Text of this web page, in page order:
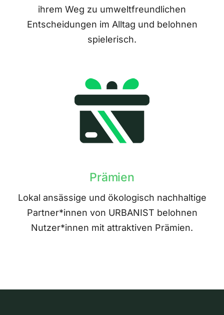
ihrem Weg zu umweltfreundlichen
Entscheidungen im Alltag und belohnen
spielerisch.
Prämien
Lokal ansässige und ökologisch nachhaltige
Partner*innen von URBANIST belohnen
Nutzer*innen mit attraktiven Prämien.